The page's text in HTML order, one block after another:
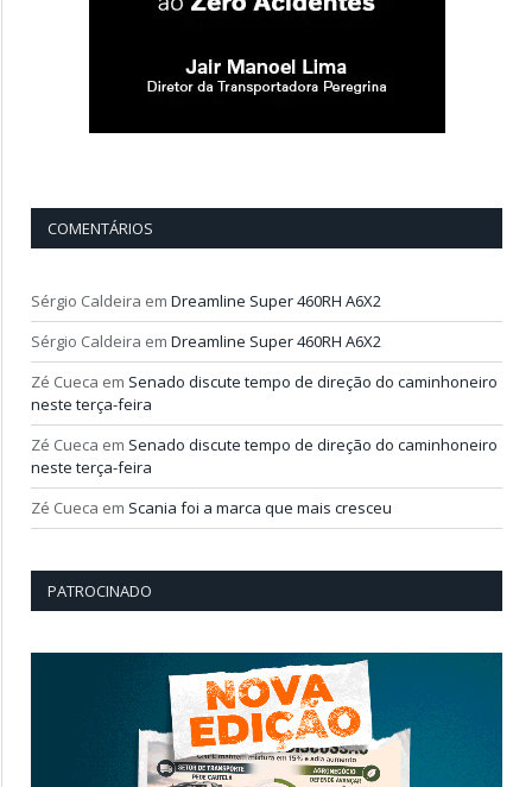
COMENTÁRIOS
Sérgio Caldeira em Dreamline Super 460RH A6X2
Sérgio Caldeira em Dreamline Super 460RH A6X2
Zé Cueca em Senado discute tempo de direção do caminhoneiro
neste terça-feira
Zé Cueca em Senado discute tempo de direção do caminhoneiro
neste terça-feira
Zé Cueca em Scania foi a marca que mais cresceu
PATROCINADO